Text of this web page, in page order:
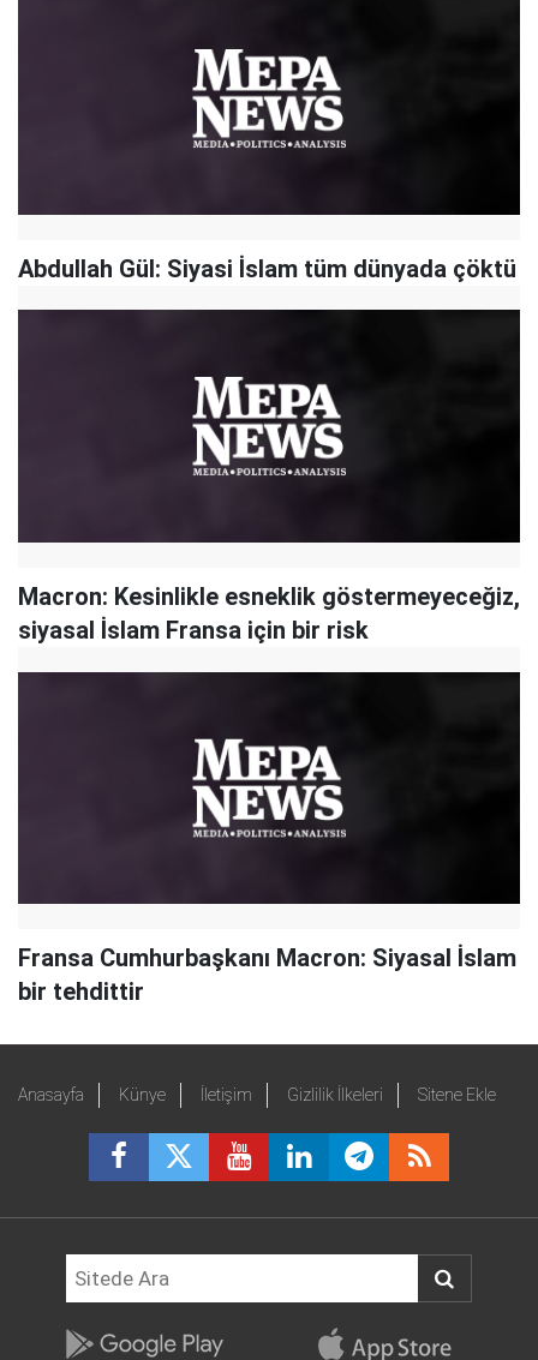
Abdullah Gül: Siyasi İslam tüm dünyada çöktü
Macron: Kesinlikle esneklik göstermeyeceğiz,
siyasal İslam Fransa için bir risk
Fransa Cumhurbaşkanı Macron: Siyasal İslam
bir tehdittir
Anasayfa Künye İletişim Gizlilik İlkeleri Sitene Ekle